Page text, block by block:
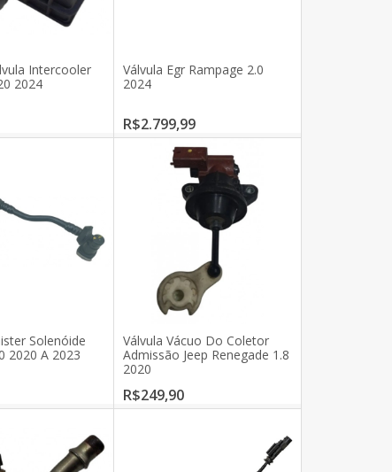
Intercooler
2024
Válvula Egr Rampage 2.0
2024
R$2.799,99
Solenóide
2020 A 2023
Válvula Vácuo Do Coletor
Admissão Jeep Renegade 1.8
2020
R$249,90